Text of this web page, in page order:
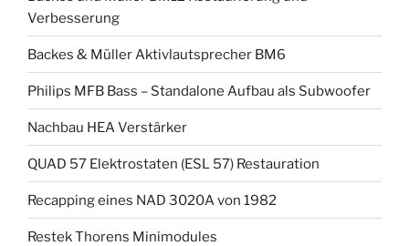
Verbesserung
Backes & Müller Aktivlautsprecher BM6
Philips MFB Bass – Standalone Aufbau als Subwoofer
Nachbau HEA Verstärker
QUAD 57 Elektrostaten (ESL 57) Restauration
Recapping eines NAD 3020A von 1982
Restek Thorens Minimodules